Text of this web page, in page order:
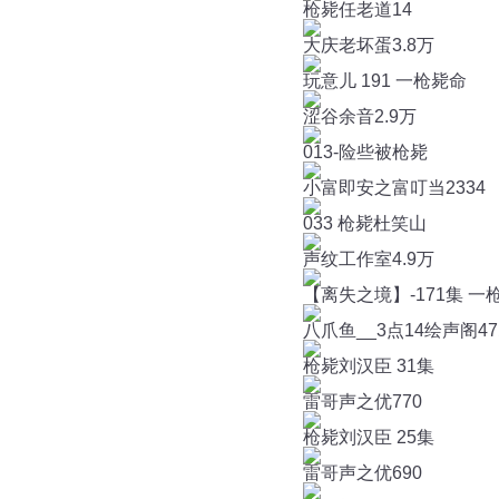
枪毙任老道14
大庆老坏蛋3.8万
玩意儿 191 一枪毙命
涩谷余音2.9万
013-险些被枪毙
小富即安之富叮当2334
033 枪毙杜笑山
声纹工作室4.9万
【离失之境】-171集 一
八爪鱼__3点14绘声阁
枪毙刘汉臣 31集
雷哥声之优770
枪毙刘汉臣 25集
雷哥声之优690